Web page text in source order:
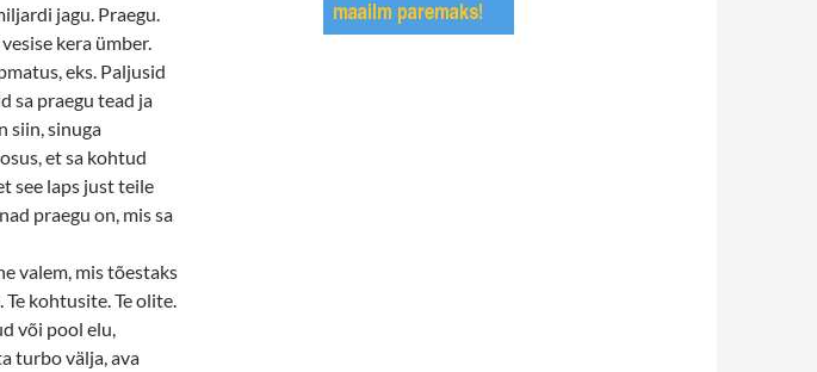
jagu. Praegu.
kera ümber.
eks. Paljusid
sa praegu tead ja
siin, sinuga
et sa kohtud
see laps just teile
praegu on, mis sa
valem, mis tõestaks
kohtusite. Te olite.
või pool elu,
turbo välja, ava